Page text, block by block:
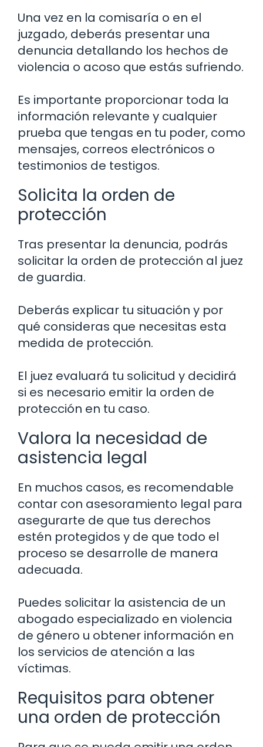
Una vez en la comisaría o en el
juzgado, deberás presentar una
denuncia detallando los hechos de
violencia o acoso que estás sufriendo.
Es importante proporcionar toda la
información relevante y cualquier
prueba que tengas en tu poder, como
mensajes, correos electrónicos o
testimonios de testigos.
Solicita la orden de
protección
Tras presentar la denuncia, podrás
solicitar la orden de protección al juez
de guardia.
Deberás explicar tu situación y por
qué consideras que necesitas esta
medida de protección.
El juez evaluará tu solicitud y decidirá
si es necesario emitir la orden de
protección en tu caso.
Valora la necesidad de
asistencia legal
En muchos casos, es recomendable
contar con asesoramiento legal para
asegurarte de que tus derechos
estén protegidos y de que todo el
proceso se desarrolle de manera
adecuada.
Puedes solicitar la asistencia de un
abogado especializado en violencia
de género u obtener información en
los servicios de atención a las
víctimas.
Requisitos para obtener
una orden de protección